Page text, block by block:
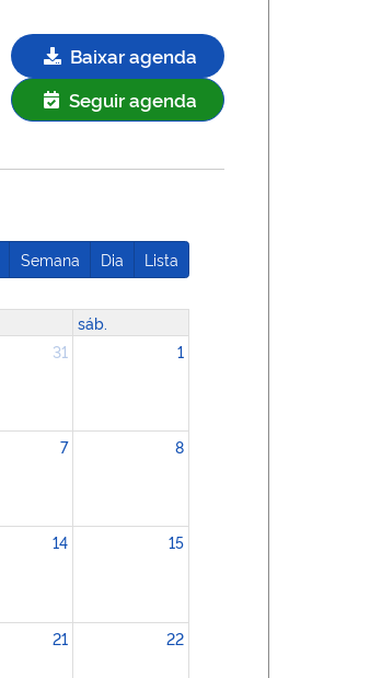
Baixar agenda
Seguir agenda
Semana Dia Lista
sáb.
31 1
7 8
14 15
21 22